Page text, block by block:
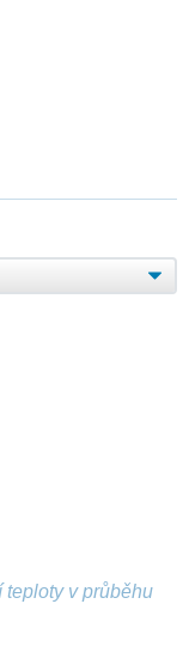
teploty v průběhu